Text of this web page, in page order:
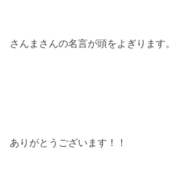
さんまさんの名言が頭をよぎります。
ありがとうございます！！